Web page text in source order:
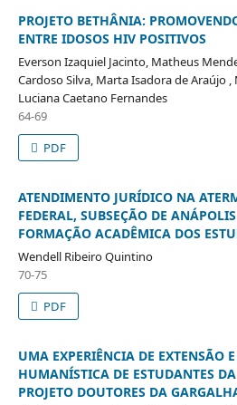
PROJETO BETHÂNIA:
ENTRE IDOSOS HIV POSITIVOS
Everson Izaquiel Jacinto, Matheus
Cardoso Silva, Marta Isadora de Araújo ,
Luciana Caetano Fernandes
64-69
PDF
ATENDIMENTO JURÍDICO NA
FEDERAL, SUBSEÇÃO DE
FORMAÇÃO ACADÊMICA DOS
Wendell Ribeiro Quintino
70-75
PDF
UMA EXPERIÊNCIA DE EXTENSÃO
HUMANÍSTICA DE ESTUDANTES
PROJETO DOUTORES DA